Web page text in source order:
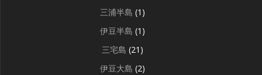
三浦半島 (1)
伊豆半島 (1)
三宅島 (21)
伊豆大島 (2)